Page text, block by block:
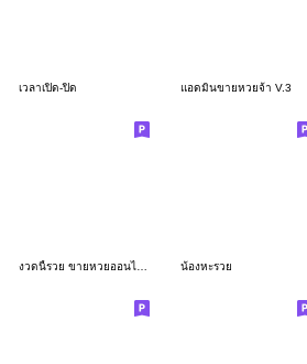
เวลาเปิด-ปิด แอดมินขายหวยจ้า V.3
น้องหะรวย